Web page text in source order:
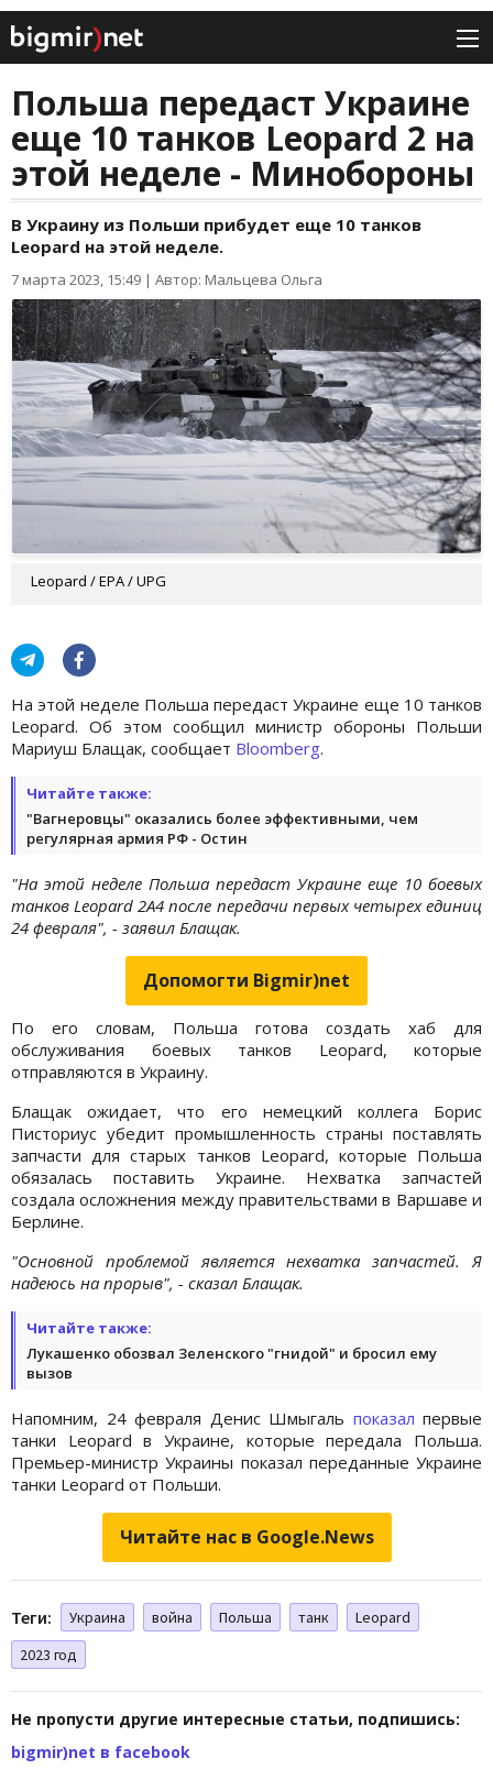
Польша передаст Украине
еще 10 танков Leopard 2 на
этой неделе - Минобороны
В Украину из Польши прибудет еще 10 танков
Leopard на этой неделе.
7 марта 2023, 15:49 | Автор: Мальцева Ольга
Leopard / EPA / UPG
На этой неделе Польша передаст Украине еще 10 танков
Leopard. Об этом сообщил министр обороны Польши
Мариуш Блащак, сообщает Bloomberg.
Читайте также:
"Вагнеровцы" оказались более эффективными, чем
регулярная армия РФ - Остин
"На этой неделе Польша передаст Украине еще 10 боевых
танков Leopard 2A4 после передачи первых четырех единиц
24 февраля", - заявил Блащак.
Допомогти Bigmir)net
По его словам, Польша готова создать хаб для
обслуживания боевых танков Leopard, которые
отправляются в Украину.
Блащак ожидает, что его немецкий коллега Борис
Писториус убедит промышленность страны поставлять
запчасти для старых танков Leopard, которые Польша
обязалась поставить Украине. Нехватка запчастей
создала осложнения между правительствами в Варшаве и
Берлине.
"Основной проблемой является нехватка запчастей. Я
надеюсь на прорыв", - сказал Блащак.
Читайте также:
Лукашенко обозвал Зеленского "гнидой" и бросил ему
вызов
Напомним, 24 февраля Денис Шмыгаль показал первые
танки Leopard в Украине, которые передала Польша.
Премьер-министр Украины показал переданные Украине
танки Leopard от Польши.
Читайте нас в Google.News
Теги: Украина война Польша танк
Leopard
2023 год
Не пропусти другие интересные статьи, подпишись:
bigmir)net в facebook